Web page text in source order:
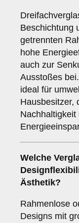
Beschichtung
getrennten
hohe
auch zur
Ausstoßes
ideal für
Hausbesitzer,
Nachhaltigkeit
Welche
Ästhetik?
Rahmenlose
Designs mit